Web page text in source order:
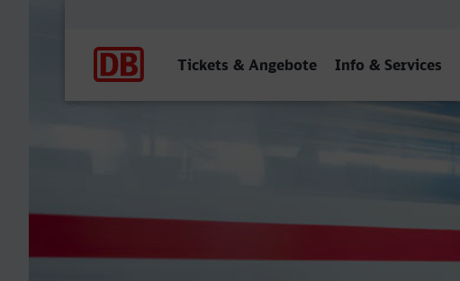
Tickets & Angebote Info & Services